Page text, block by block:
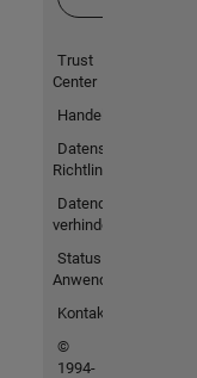
Trust
Center
Handelsmarken
Datenschutz-
Richtlinien
Datendiebstahl
verhindern
Status von
Anwendungen
Kontakt
©
1994-